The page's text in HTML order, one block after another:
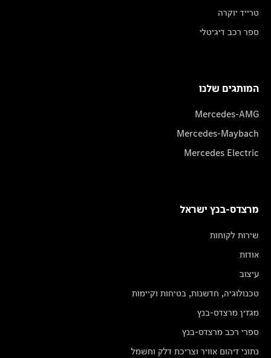
טרייד יוקרה
ספר רכב דיגיטלי
המותגים שלנו
Mercedes-AMG
Mercedes-Maybach
Mercedes Electric
מרצדס-בנץ ישראל
שירות לקוחות
אודות
עיצוב
טכנולוגיה, חדשנות, בטיחות וקיימות
מגזין מרצדס-בנץ
ספרי רכב מרצדס-בנץ
נתוני זיהום אוויר וצריכת דלק וחשמל